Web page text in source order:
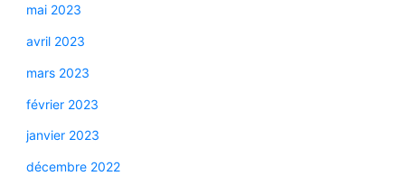
mai 2023
avril 2023
mars 2023
février 2023
janvier 2023
décembre 2022